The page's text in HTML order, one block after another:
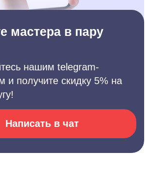
мастера в пару
нашим telegram-
и получите скидку 5% на
Написать в чат